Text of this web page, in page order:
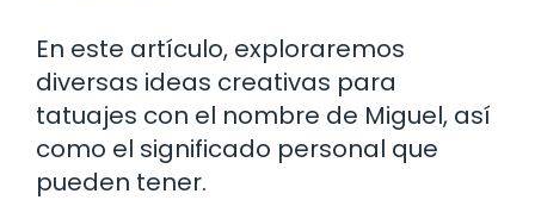
En este artículo, exploraremos
diversas ideas creativas para
tatuajes con el nombre de Miguel, así
como el significado personal que
pueden tener.